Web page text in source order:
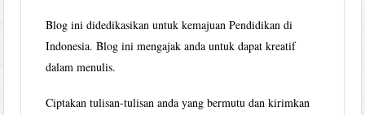
Blog ini didedikasikan untuk kemajuan Pendidikan di
Indonesia. Blog ini mengajak anda untuk dapat kreatif
dalam menulis.
Ciptakan tulisan-tulisan anda yang bermutu dan kirimkan